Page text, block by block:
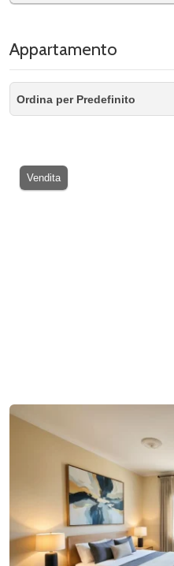
Appartamento
Ordina per Predefinito
Vendita